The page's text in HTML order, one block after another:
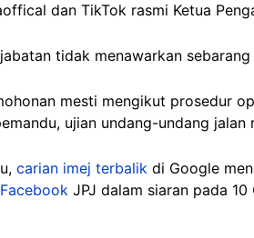
dan TikTok rasmi Ketua
tidak menawarkan
mesti mengikut prosedur
ujian undang-undang
carian imej terbalik di Google
Facebook JPJ dalam siaran pada